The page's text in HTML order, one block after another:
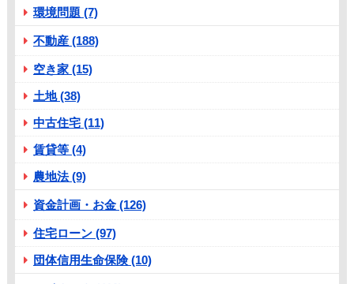
環境問題 (7)
不動産 (188)
空き家 (15)
土地 (38)
中古住宅 (11)
賃貸等 (4)
農地法 (9)
資金計画・お金 (126)
住宅ローン (97)
団体信用生命保険 (10)